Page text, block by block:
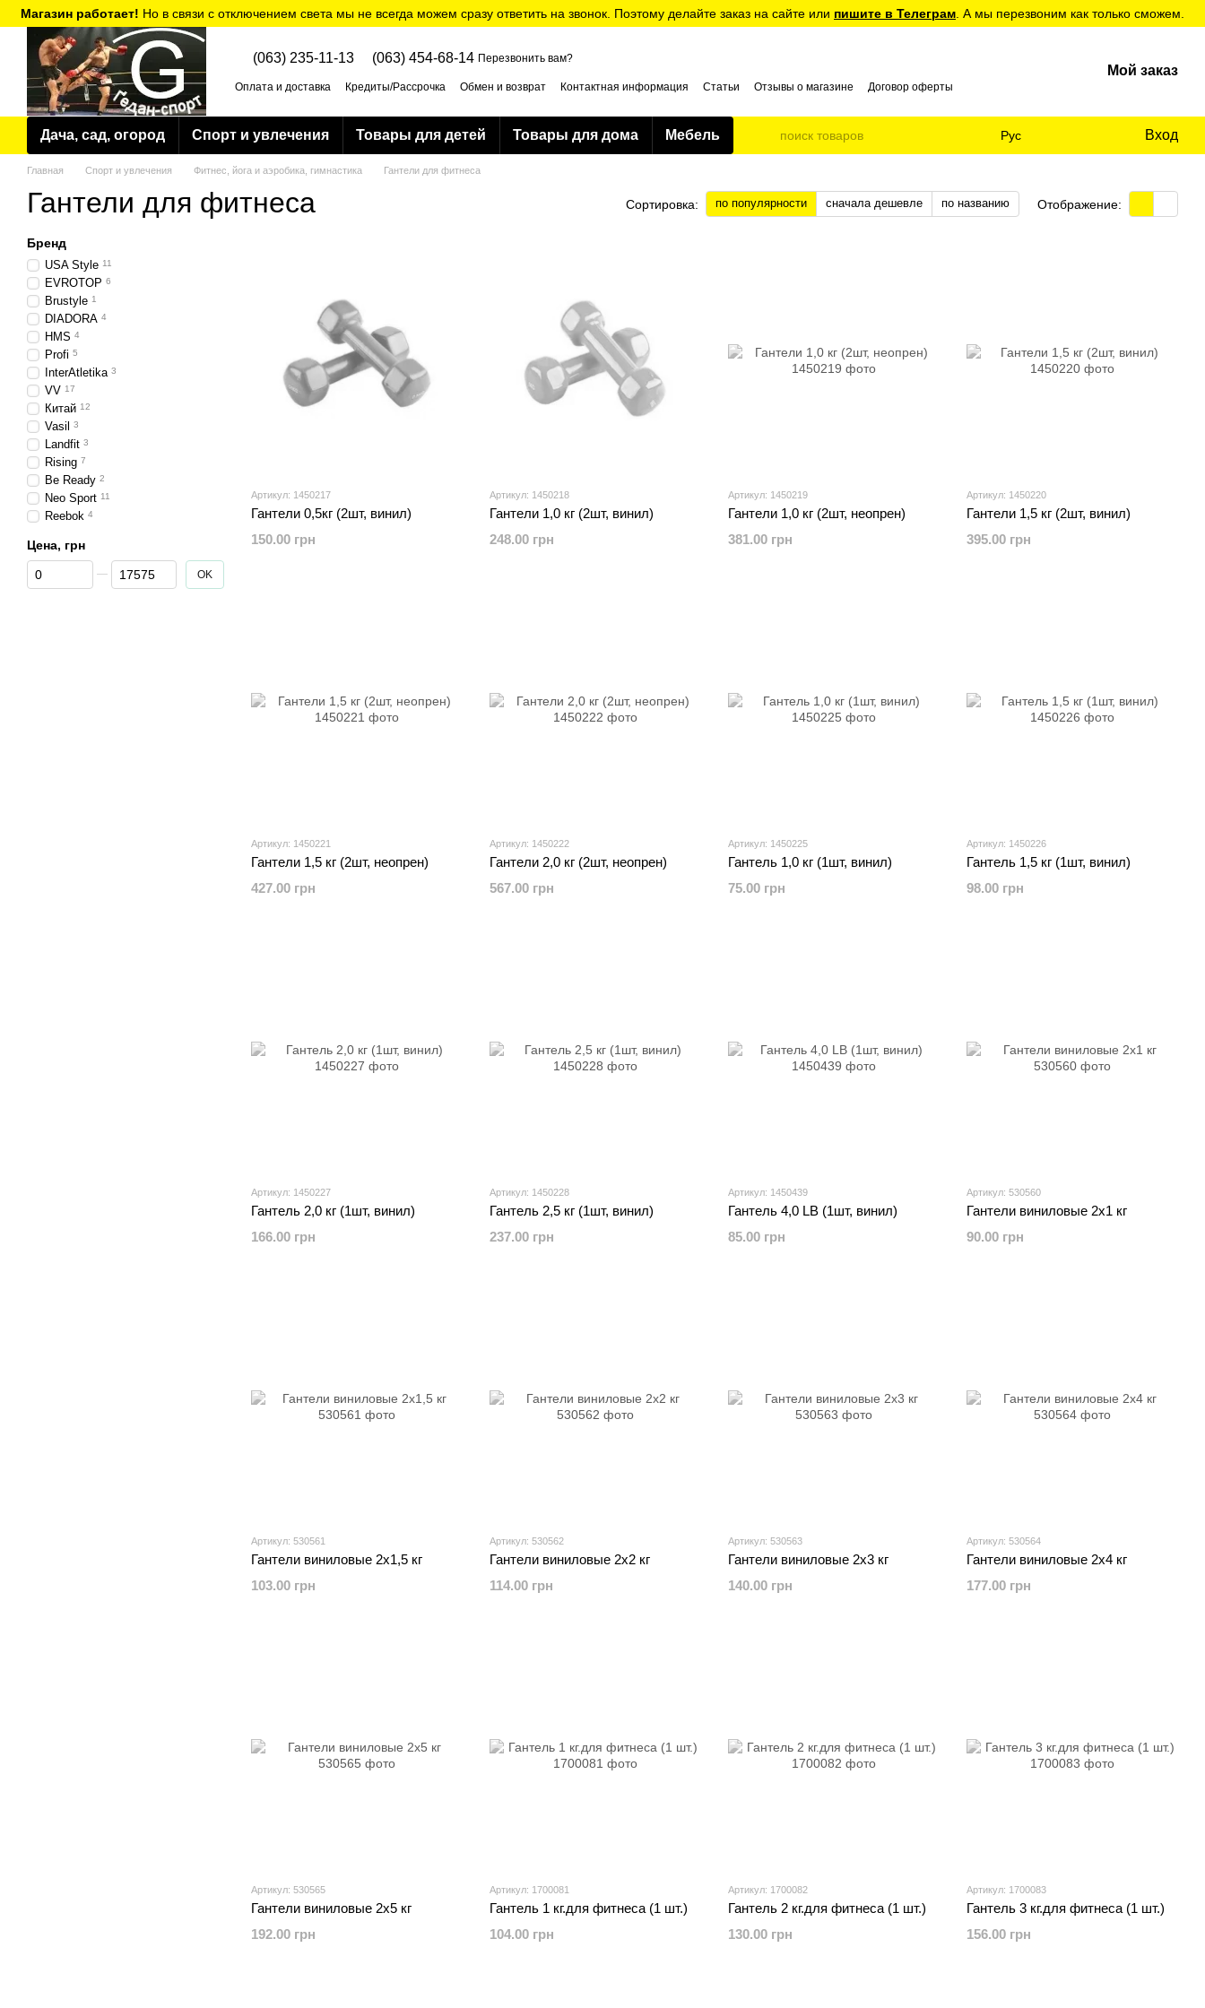
Перейти к основному контенту
Магазин работает! Но в связи с отключением света мы не всегда можем сразу ответить на звонок. Поэтому делайте заказ на сайте или пишите в Телеграм . А мы перезвоним как только сможем.
(063) 235-11-13 (063) 454-68-14 Перезвонить вам?
Оплата и доставка Кредиты/Рассрочка Обмен и возврат Контактная информация Статьи Отзывы о магазине
Договор оферты
Мой заказ
Дача, сад, огород Спорт и увлечения Товары для детей Товары для дома Мебель Рус Вход
Главная Спорт и увлечения Фитнес, йога и аэробика, гимнастика Гантели для фитнеса
Гантели для фитнеса Сортировка: по популярности сначала дешевле по названию Отображение:
Артикул: 1450217
Гантели 0,5кг (2шт, винил)
150.00 грн
Артикул: 1450218
Гантели 1,0 кг (2шт, винил)
248.00 грн
Артикул: 1450219
Гантели 1,0 кг (2шт, неопрен)
381.00 грн
Артикул: 1450220
Гантели 1,5 кг (2шт, винил)
395.00 грн
Артикул: 1450221
Гантели 1,5 кг (2шт, неопрен)
427.00 грн
Артикул: 1450222
Гантели 2,0 кг (2шт, неопрен)
567.00 грн
Артикул: 1450225
Гантель 1,0 кг (1шт, винил)
75.00 грн
Артикул: 1450226
Гантель 1,5 кг (1шт, винил)
98.00 грн
Артикул: 1450227
Гантель 2,0 кг (1шт, винил)
166.00 грн
Артикул: 1450228
Гантель 2,5 кг (1шт, винил)
237.00 грн
Артикул: 1450439
Гантель 4,0 LB (1шт, винил)
85.00 грн
Артикул: 530560
Гантели виниловые 2х1 кг
90.00 грн
Артикул: 530561
Гантели виниловые 2х1,5 кг
103.00 грн
Артикул: 530562
Гантели виниловые 2х2 кг
114.00 грн
Артикул: 530563
Гантели виниловые 2х3 кг
140.00 грн
Артикул: 530564
Гантели виниловые 2х4 кг
177.00 грн
Артикул: 530565
Гантели виниловые 2х5 кг
192.00 грн
Артикул: 1700081
Гантель 1 кг.для фитнеса (1 шт.)
104.00 грн
Артикул: 1700082
Гантель 2 кг.для фитнеса (1 шт.)
130.00 грн
Артикул: 1700083
Гантель 3 кг.для фитнеса (1 шт.)
156.00 грн
Бренд
USA Style 11
EVROTOP 6
Brustyle 1
DIADORA 4
HMS 4
Profi 5
InterAtletika 3
VV 17
Китай 12
Vasil 3
Landfit 3
Rising 7
Be Ready 2
Neo Sport 11
Reebok 4
Цена, грн
От Цена, грн
До Цена, грн OK